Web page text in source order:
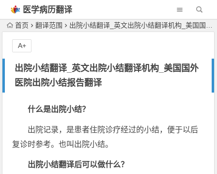
医学病历翻译
机构
首页 翻译范围 出院小结翻译_英文出院小结翻译机构_美国国外医院出院小结报告翻译
出院小结翻译_英文出院小结翻译机构_美国国外
医院出院小结报告翻译
A+
什么是出院小结？
出院记录，是患者住院诊疗经过的小结，便于以后
复诊时参考。也叫出院小结。
出院小结翻译后可以做什么？